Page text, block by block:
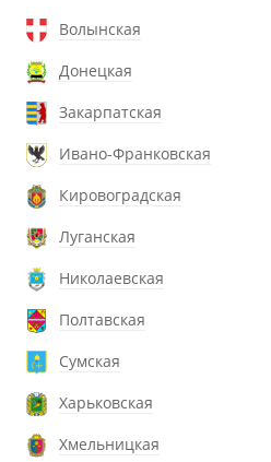
Волынская
Донецкая
Закарпатская
Ивано-Франковская
Кировоградская
Луганская
Николаевская
Полтавская
Сумская
Харьковская
Хмельницкая